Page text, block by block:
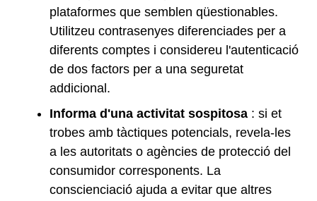
plataformes que semblen qüestionables.
Utilitzeu contrasenyes diferenciades per a
diferents comptes i considereu l'autenticació
de dos factors per a una seguretat
addicional.
Informa d'una activitat sospitosa : si et
trobes amb tàctiques potencials, revela-les
a les autoritats o agències de protecció del
consumidor corresponents. La
conscienciació ajuda a evitar que altres